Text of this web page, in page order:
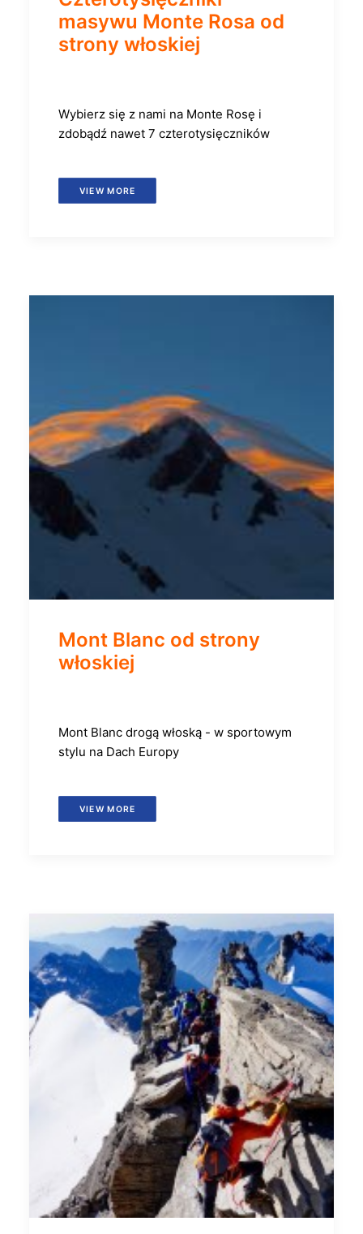
masywu Monte Rosa od
strony włoskiej
Wybierz się z nami na Monte Rosę i
zdobądź nawet 7 czterotysięczników
VIEW MORE
Mont Blanc od strony
włoskiej
Mont Blanc drogą włoską - w sportowym
stylu na Dach Europy
VIEW MORE